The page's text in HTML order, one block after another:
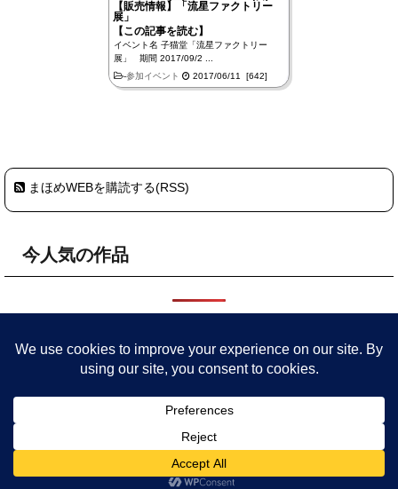
【販売情報】「流星ファクトリー
展」
【この記事を読む】
イベント名 子猫堂「流星ファクトリー
展」 期間 2017/09/2 ...
2017/06/11 [642]
-参加イベント
まほめWEBを購読する(RSS)
今人気の作品
て
委託店舗 参加予定イベント 作品 旧サイト
ごきげんな毎日を 粘土をこねて色々つくってます
Copyright© MaHome(まほめ) WEB 絵の具ブローチ＆ハンドメイド作品 , 2026 All